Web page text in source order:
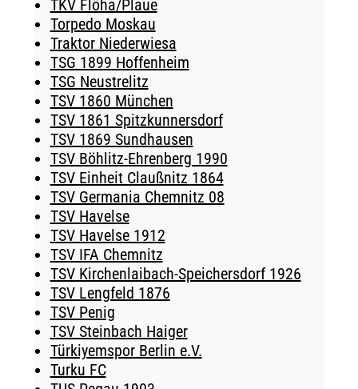
TKV Flöha/Plaue
Torpedo Moskau
Traktor Niederwiesa
TSG 1899 Hoffenheim
TSG Neustrelitz
TSV 1860 München
TSV 1861 Spitzkunnersdorf
TSV 1869 Sundhausen
TSV Böhlitz-Ehrenberg 1990
TSV Einheit Claußnitz 1864
TSV Germania Chemnitz 08
TSV Havelse
TSV Havelse 1912
TSV IFA Chemnitz
TSV Kirchenlaibach-Speichersdorf 1926
TSV Lengfeld 1876
TSV Penig
TSV Steinbach Haiger
Türkiyemspor Berlin e.V.
Turku FC